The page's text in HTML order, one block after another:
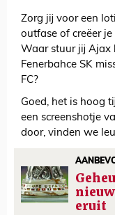
Zorg jij voor een
outfase of creëer
Waar stuur jij Ajax
Fenerbahce SK
FC?
Goed, het is hoog
een screenshotje
door, vinden we
eruit